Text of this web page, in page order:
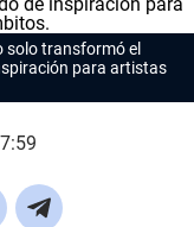
solo transformó el
para artistas